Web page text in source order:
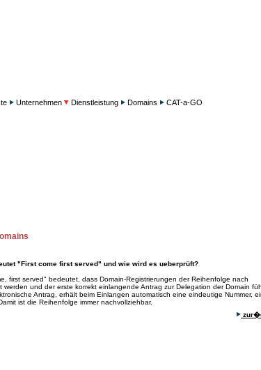
Unternehmen Dienstleistung Domains CAT-a-GO
"First come first served" und wie wird es ueberprüft?
first served" bedeutet, dass Domain-Registrierungen der Reihenfolge nach
werden und der erste korrekt einlangende Antrag zur Delegation der Domain
Antrag, erhält beim Einlangen automatisch eine eindeutige Nummer,
ist die Reihenfolge immer nachvollziehbar.